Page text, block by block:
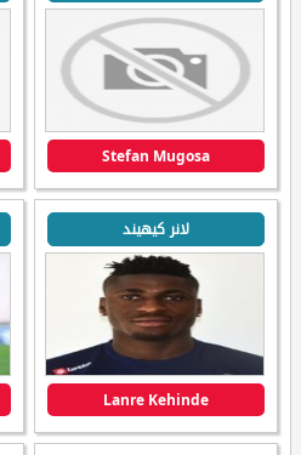
Stefan Mugosa
لانر كيهيند
Lanre Kehinde